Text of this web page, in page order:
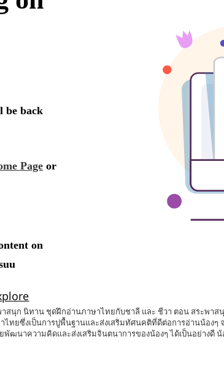
นุก นิทาน ชุดฝึกอ่านภาษาไทยกับชาลี และ ชีวา ตอน สระพาส
ทยซึ่งเป็นการปูพื้นฐานและส่งเสริมทัศนคติที่ดีต่อการอ่านน้อง
ฒนาความคิดและส่งเสริมจินตนาการของน้องๆ ได้เป็นอย่างดี น้